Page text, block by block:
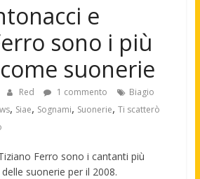
e
sono i più
suonerie
Red 1 commento
Biagio
, Siae, Sognami, Suonerie, Ti scatterò
Ferro sono i cantanti più
suonerie per il 2008.